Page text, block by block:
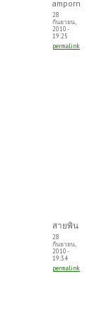
amporn
28
กันยายน,
2010 -
19:25
permalink
สายพิน
28
กันยายน,
2010 -
19:34
permalink